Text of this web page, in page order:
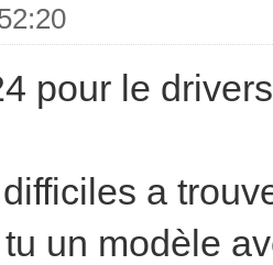
pour le
a
un modèle